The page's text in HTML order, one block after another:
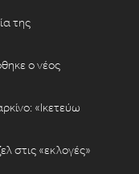
της
ο νέος
«Ικετεύω
στις «εκλογές»